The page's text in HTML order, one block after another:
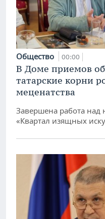
Общество 00:00
В Доме приемов
татарские корни
меценатства
Завершена работа над
«Квартал изящных